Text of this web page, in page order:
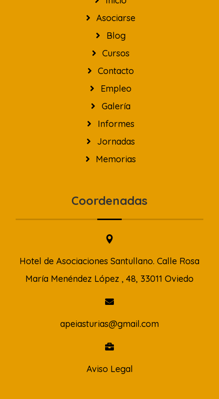
Asociarse
Blog
Cursos
Contacto
Empleo
Galería
Informes
Jornadas
Memorias
Coordenadas
Hotel de Asociaciones Santullano. Calle Rosa
María Menéndez López , 48, 33011 Oviedo
apeiasturias@gmail.com
Aviso Legal